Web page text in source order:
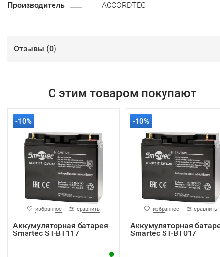
Производитель ACCORDTEC
Отзывы (0)
С этим товаром покупают
-10%
избранное сравнить
Аккумуляторная батарея
Smartec ST-BT117
-10%
избранное сравнить
Аккумуляторная
Smartec ST-BT017